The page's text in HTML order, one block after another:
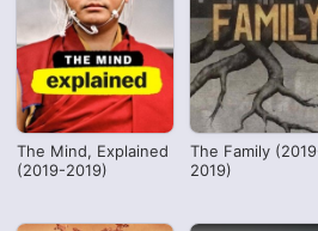
The Mind, Explained
(2019-2019)
The Family
2019)